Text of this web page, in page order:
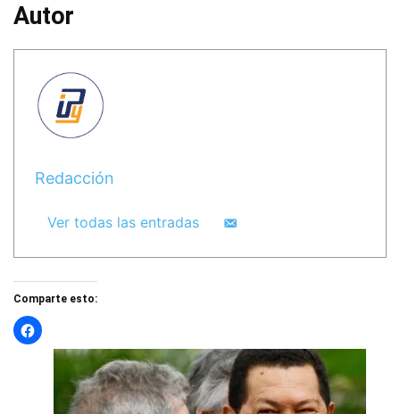
Autor
Redacción
Ver todas las entradas
Comparte esto: